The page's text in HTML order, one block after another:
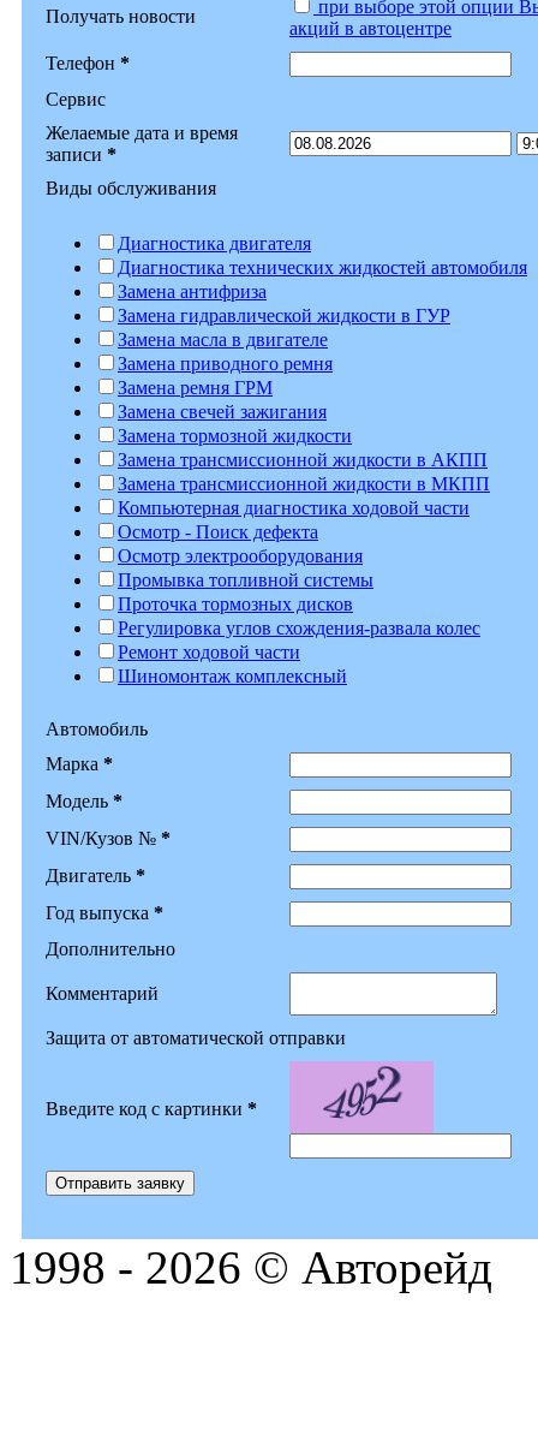
Получать новости
при выборе этой опции
акций в автоцентре
Телефон *
Сервис
Желаемые дата и время
записи *
Виды обслуживания
Диагностика двигателя
Диагностика технических жидкостей автомобиля
Замена антифриза
Замена гидравлической жидкости в ГУР
Замена масла в двигателе
Замена приводного ремня
Замена ремня ГРМ
Замена свечей зажигания
Замена тормозной жидкости
Замена трансмиссионной жидкости в АКПП
Замена трансмиссионной жидкости в МКПП
Компьютерная диагностика ходовой части
Осмотр - Поиск дефекта
Осмотр электрооборудования
Промывка топливной системы
Проточка тормозных дисков
Регулировка углов схождения-развала колес
Ремонт ходовой части
Шиномонтаж комплексный
Автомобиль
Марка *
Модель *
VIN/Кузов № *
Двигатель *
Год выпуска *
Дополнительно
Комментарий
Защита от автоматической отправки
Введите код с картинки *
1998 - 2026 © Авторейд